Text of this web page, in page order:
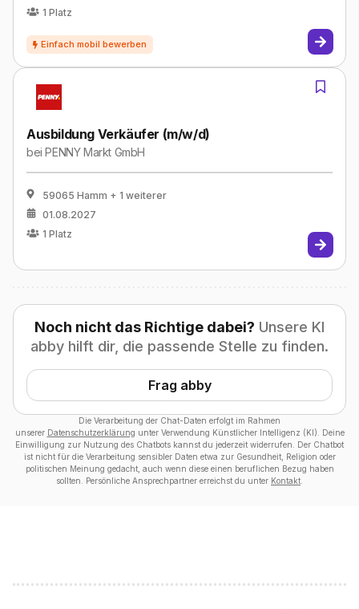
1 Platz
Ausbildung Verkäufer (m/w/d)
beiPENNY Markt GmbH
59065 Hamm + 1 weiterer
01.08.2027
1 Platz
Noch nicht das Richtige dabei? Unsere KI
abby hilft dir, die passende Stelle zu finden.
Frag abby
Die Verarbeitung der Chat-Daten erfolgt im Rahmen
unserer Datenschutzerklärung unter Verwendung Künstlicher Intelligenz (KI). Deine
Einwilligung zur Nutzung des Chatbots kannst du jederzeit widerrufen. Der Chatbot
ist nicht für die Verarbeitung sensibler Daten etwa zur Gesundheit, Religion oder
politischen Meinung gedacht, auch wenn diese einen beruflichen Bezug haben
sollten. Persönliche Ansprechpartner erreichst du unter Kontakt